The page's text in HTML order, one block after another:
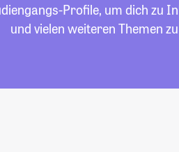
Profile, um dich zu
und vielen weiteren Themen